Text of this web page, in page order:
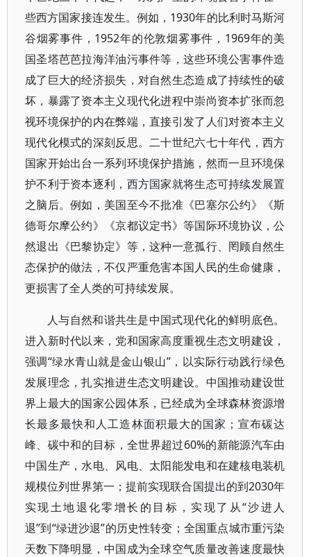
些西方国家接连发生。例如，1930年的比利时马斯河
谷烟雾事件，1952年的伦敦烟雾事件，1969年的美
国圣塔芭芭拉海洋油污事件等，这些环境公害事件造
成了巨大的经济损失，对自然生态造成了持续性的破
坏，暴露了资本主义现代化进程中崇尚资本扩张而忽
视环境保护的内在弊端，直接引发了人们对资本主义
现代化模式的深刻反思。二十世纪六七十年代，西方
国家开始出台一系列环境保护措施，然而一旦环境保
护不利于资本逐利，西方国家就将生态可持续发展置
之脑后。例如，美国至今不批准《巴塞尔公约》《斯
德哥尔摩公约》《京都议定书》等国际环境协议，公
然退出《巴黎协定》等，这种一意孤行、罔顾自然生
态保护的做法，不仅严重危害本国人民的生命健康，
更损害了全人类的可持续发展。
人与自然和谐共生是中国式现代化的鲜明底色。
进入新时代以来，党和国家高度重视生态文明建设，
强调“绿水青山就是金山银山”，以实际行动践行绿色
发展理念，扎实推进生态文明建设。中国推动建设世
界上最大的国家公园体系，已经成为全球森林资源增
长最多最快和人工造林面积最大的国家；宣布碳达
峰、碳中和的目标，全世界超过60%的新能源汽车由
中国生产，水电、风电、太阳能发电和在建核电装机
规模位列世界第一；提前实现联合国提出的到2030年
实现土地退化零增长的目标，实现了从“沙进人
退”到“绿进沙退”的历史性转变；全国重点城市重污染
天数下降明显，中国成为全球空气质量改善速度最快